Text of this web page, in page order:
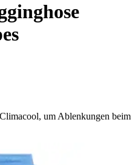
um Ablenkungen beim